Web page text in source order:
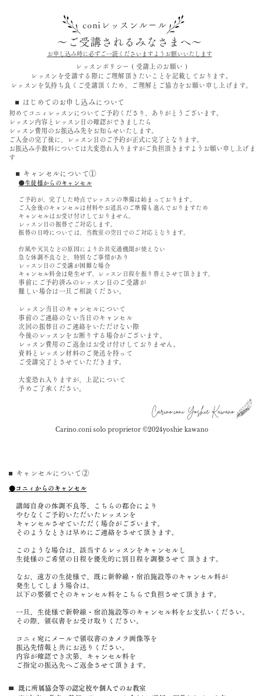
coniレッスンルール
〜ご受講されるみなさまへ〜
お申し込み時に必ずご一読くださいますようお願いいたします
レッスンポリシー ( 受講上のお願い )
レッスンを受講する際にご理解頂きたいことを記載しております。
レッスンを気持ち良くご受講頂くため、ご理解とご協力をお願い申し上げます。
はじめてのお申し込みについて
初めてコニィレッスンについてご予約くださり、ありがとうございます。
レッスン内容とレッスン日の確認ができましたら
レッスン費用のお振込み先をお知らせいたします。
ご入金の完了後に、レッスン日のご予約が正式に完了となります。
お振込み手数料については大変恐れ入りますがご負担頂きますようお願い申し上げま
す
キャンセルについて①
⚫️ 生徒様からのキャンセル
ご予約が、完了した時点でレッスンの準備は始まっております。
ご入金後のキャンセルは材料やお道具のご準備も進んでおりますため
キャンセルはお受け付けしておりません。
レッスン日の振替でご対応します。
振替の日時については、当教室の空日でのご対応となります。
台風や天災などの原因により公共交通機関が使えない
急な体調不良など、 特別なご事情があり
レッスン日のご受講が 困難な場合
キャンセル料金は発生せず、レッスン日程を振り替えさせて頂きます。
事前にご予約済みのレッスン日のご受講が
難しい場合は一旦ご相談ください。
レッスン当日のキャンセルについて
事前のご連絡のない当日のキャンセル
次回の振替日のご連絡をいただけない際
今後のレッスンをお断りする場合がございます。
レッスン費用のご返金はお受け付けしておりません。
資料とレッスン材料のご発送を持って
ご受講完了とさせていただきます。
大変恐れ入りますが、上記について
予めご了承ください。
Carino.coni Yoshie Kawano
Carino.coni solo proprietor ©︎2024yoshie kawano
キャンセルについて②
⚫️コニィからのキャンセル
講師自身の体調不良等、こちらの都合により
やむなくご予約いただいたレッスンを
キャンセルさせていただく場合がございます。
そのようなときは早めにご連絡をさせて頂きます。
このような場合は、該当するレッスンをキャンセルし
生徒様のご希望の日程を優先的に 別日程を調整させて 頂きます。
なお、遠方の生徒様で、既に新幹線・宿泊施設等のキャンセル料が
発生してしまう場合は、
以下の要領でそのキャンセル料をこちらで負担させて頂きます。
一旦、生徒様で新幹線・宿泊施設等のキャンセル料をお支払いください。
その際、領収書をお受け取りください。
コニィ宛にメールで領収書のカメラ画像等を
振込先情報と共にお送りください。
内容が確認でき次第、キャンセル料を
ご指定の振込先へご返金させて頂きます。
既に所属協会等の認定校や個人でのお教室